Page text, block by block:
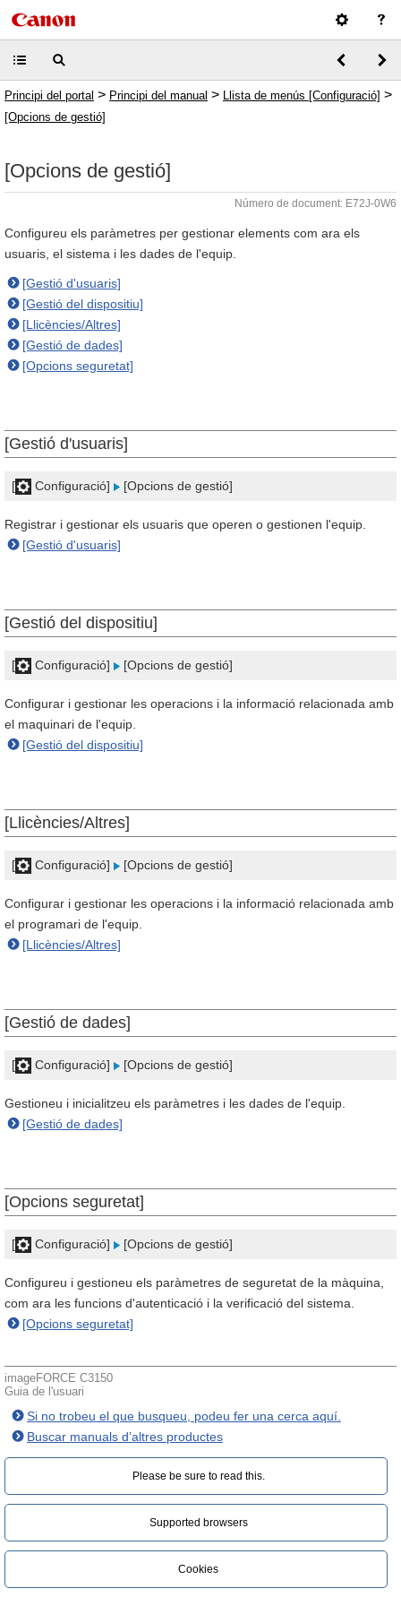
Principi del portal > Principi del manual > Llista de menús [Configuració] >
[Opcions de gestió]
[Opcions de gestió]
Número de document: E72J-0W6
Configureu els paràmetres per gestionar elements com ara els
usuaris, el sistema i les dades de l'equip.
[Gestió d'usuaris]
[Gestió del dispositiu]
[Llicències/Altres]
[Gestió de dades]
[Opcions seguretat]
[Gestió d'usuaris]
[ Configuració] [Opcions de gestió]
Registrar i gestionar els usuaris que operen o gestionen l'equip.
[Gestió d'usuaris]
[Gestió del dispositiu]
[ Configuració] [Opcions de gestió]
Configurar i gestionar les operacions i la informació relacionada amb
el maquinari de l'equip.
[Gestió del dispositiu]
[Llicències/Altres]
[ Configuració] [Opcions de gestió]
Configurar i gestionar les operacions i la informació relacionada amb
el programari de l'equip.
[Llicències/Altres]
[Gestió de dades]
[ Configuració] [Opcions de gestió]
Gestioneu i inicialitzeu els paràmetres i les dades de l'equip.
[Gestió de dades]
[Opcions seguretat]
[ Configuració] [Opcions de gestió]
Configureu i gestioneu els paràmetres de seguretat de la màquina,
com ara les funcions d'autenticació i la verificació del sistema.
[Opcions seguretat]
imageFORCE C3150
Guia de l'usuari
Si no trobeu el que busqueu, podeu fer una cerca aquí.
Buscar manuals d’altres productes
Please be sure to read this.‎
Supported browsers
Cookies